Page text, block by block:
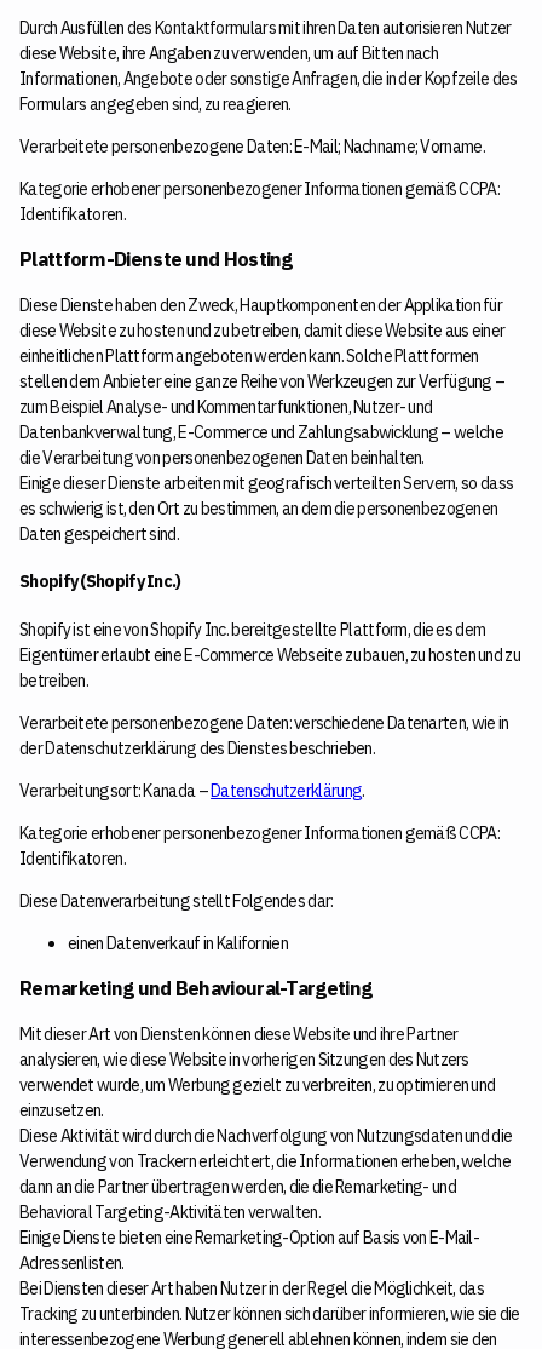
Durch Ausfüllen des Kontaktformulars mit ihren Daten autorisieren Nutzer
diese Website, ihre Angaben zu verwenden, um auf Bitten nach
Informationen, Angebote oder sonstige Anfragen, die in der Kopfzeile des
Formulars angegeben sind, zu reagieren.
Verarbeitete personenbezogene Daten: E-Mail; Nachname; Vorname.
Kategorie erhobener personenbezogener Informationen gemäß CCPA:
Identifikatoren.
Plattform-Dienste und Hosting
Diese Dienste haben den Zweck, Hauptkomponenten der Applikation für
diese Website zu hosten und zu betreiben, damit diese Website aus einer
einheitlichen Plattform angeboten werden kann. Solche Plattformen
stellen dem Anbieter eine ganze Reihe von Werkzeugen zur Verfügung –
zum Beispiel Analyse- und Kommentarfunktionen, Nutzer- und
Datenbankverwaltung, E-Commerce und Zahlungsabwicklung – welche
die Verarbeitung von personenbezogenen Daten beinhalten.
Einige dieser Dienste arbeiten mit geografisch verteilten Servern, so dass
es schwierig ist, den Ort zu bestimmen, an dem die personenbezogenen
Daten gespeichert sind.
Shopify (Shopify Inc.)
Shopify ist eine von Shopify Inc. bereitgestellte Plattform, die es dem
Eigentümer erlaubt eine E-Commerce Webseite zu bauen, zu hosten und zu
betreiben.
Verarbeitete personenbezogene Daten: verschiedene Datenarten, wie in
der Datenschutzerklärung des Dienstes beschrieben.
Verarbeitungsort: Kanada –Datenschutzerklärung.
Kategorie erhobener personenbezogener Informationen gemäß CCPA:
Identifikatoren.
Diese Datenverarbeitung stellt Folgendes dar:
einen Datenverkauf in Kalifornien
Remarketing und Behavioural-Targeting
Mit dieser Art von Diensten können diese Website und ihre Partner
analysieren, wie diese Website in vorherigen Sitzungen des Nutzers
verwendet wurde, um Werbung gezielt zu verbreiten, zu optimieren und
einzusetzen.
Diese Aktivität wird durch die Nachverfolgung von Nutzungsdaten und die
Verwendung von Trackern erleichtert, die Informationen erheben, welche
dann an die Partner übertragen werden, die die Remarketing- und
Behavioral Targeting-Aktivitäten verwalten.
Einige Dienste bieten eine Remarketing-Option auf Basis von E-Mail-
Adressenlisten.
Bei Diensten dieser Art haben Nutzer in der Regel die Möglichkeit, das
Tracking zu unterbinden. Nutzer können sich darüber informieren, wie sie die
interessenbezogene Werbung generell ablehnen können, indem sie den